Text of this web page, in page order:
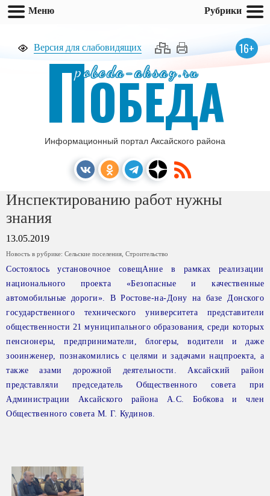
Версия для слабовидящих 16+
pobeda-aksay.ru
ПОБЕДА
Информационный портал Аксайского района
Инспектированию работ нужны
знания
13.05.2019
Новость в рубрике: Сельские поселения Строительство
Состоялось установочное совещАние в рамках реализации
национального проекта «Безопасные и качественные
автомобильные дороги». В Ростове-на-Дону на базе Донского
государственного технического университета представители
общественности 21 муниципального образования,среди которых
пенсионеры, предприниматели, блогеры, водители и даже
зооинженер, познакомились с целями и задачами нацпроекта, а
также азами дорожной деятельности. Аксайский район
представляли председатель Общественного совета при
Администрации Аксайского района А.С. Бобковаи член
Общественного совета М. Г. Кудинов.
Меню Рубрики